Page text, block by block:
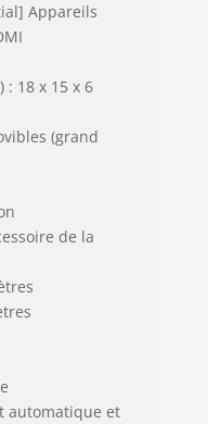
Appareils
: 18 x 15 x 6
(grand
de la
automatique et